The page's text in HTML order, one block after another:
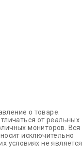
о товаре.
от реальных
мониторов. Вся
исключительно
условиях не является